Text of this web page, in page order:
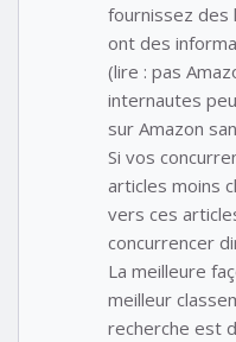
fournissez des
ont des
(lire : pas
internautes
sur Amazon
Si vos
articles moins
vers ces
concurrencer
La meilleure
meilleur
recherche est